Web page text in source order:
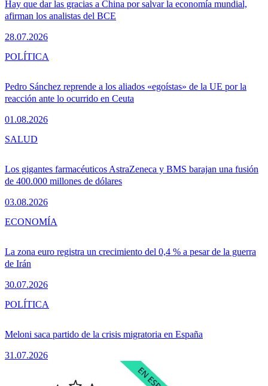
Hay que dar las gracias a China por salvar la economía mundial,
afirman los analistas del BCE
28.07.2026
Pedro Sánchez reprende a los aliados «egoístas» de la UE por la
reacción ante lo ocurrido en Ceuta
01.08.2026
POLÍTICA
Los gigantes farmacéuticos AstraZeneca y BMS barajan una fusión
de 400.000 millones de dólares
03.08.2026
SALUD
La zona euro registra un crecimiento del 0,4 % a pesar de la guerra
de Irán
30.07.2026
ECONOMÍA
Meloni saca partido de la crisis migratoria en España
31.07.2026
POLÍTICA